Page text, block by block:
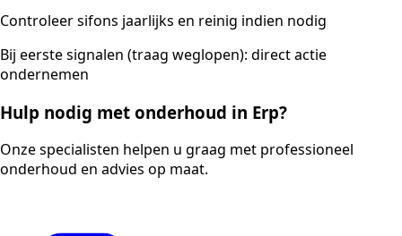
Controleer sifons jaarlijks en reinig indien nodig
Bij eerste signalen (traag weglopen): direct actie
ondernemen
Hulp nodig met onderhoud in Erp?
Onze specialisten helpen u graag met professioneel
onderhoud en advies op maat.